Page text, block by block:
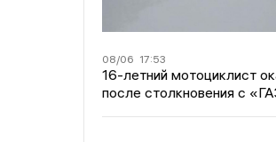
08/06 17:53
16-летний мотоциклист
после столкновения с